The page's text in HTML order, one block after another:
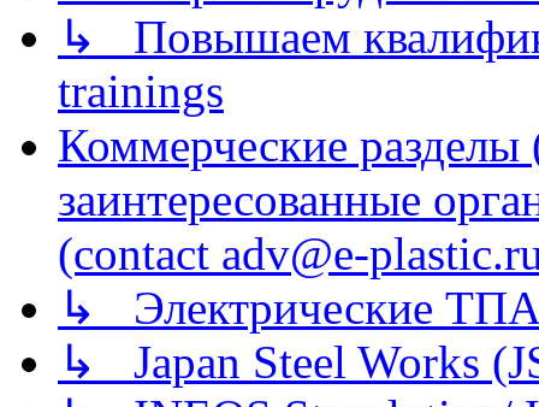
↳ Повышаем
trainings
Коммерческие
заинтересованные
(contact adv@e-
↳ Электрические
↳ Japan Steel Works